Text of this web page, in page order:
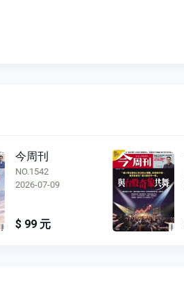
今周刊
NO.1542
2026-07-09
$ 99 元